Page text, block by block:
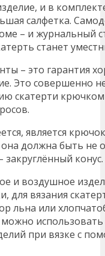
и в
салфетка.
– и журнальный
станет
– это гарантия
Это совершенно
скатерти
является
должна быть не
конус.
и воздушное
для вязания
льна или
при вязке с